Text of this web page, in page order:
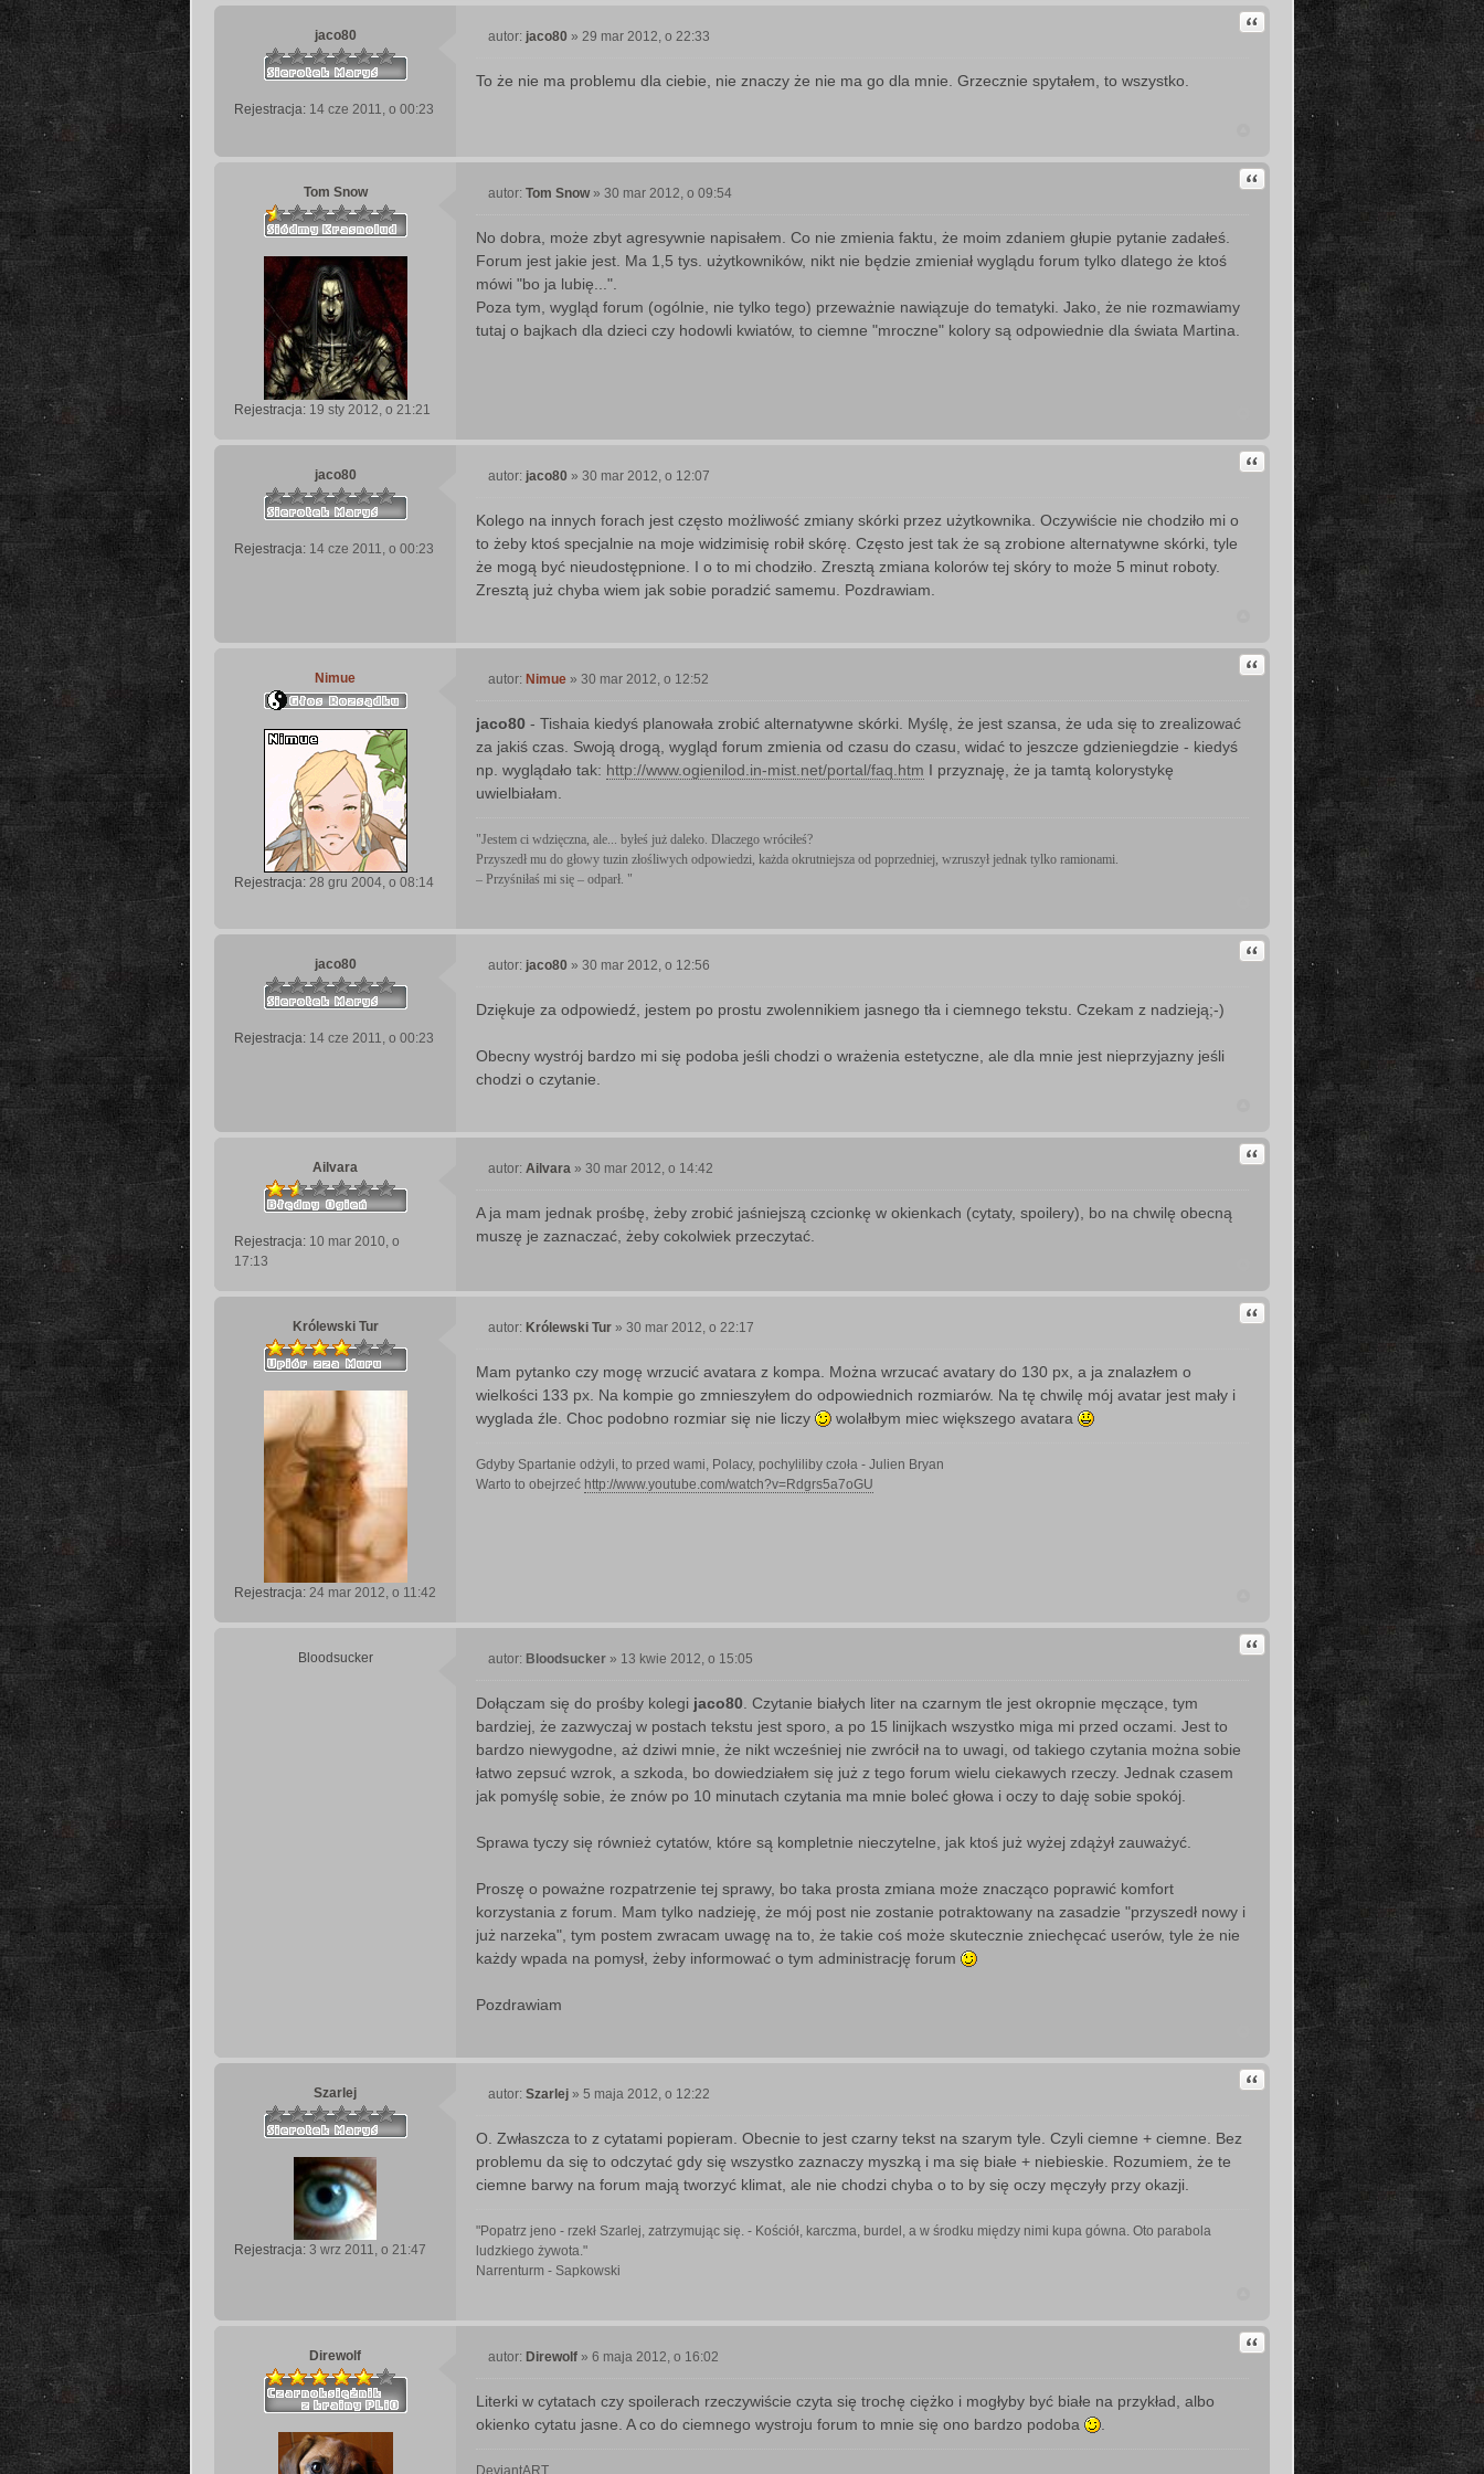
jaco80
Rejestracja: 14 cze 2011, o 00:23
Cytuj
s
autor: jaco80 » 29 mar 2012, o 22:33
To że nie ma problemu dla ciebie, nie znaczy że nie ma go dla mnie. Grzecznie spytałem, to wszystko.
Tom Snow
Rejestracja: 19 sty 2012, o 21:21
Cytuj
s
t
autor: Tom Snow» 30 mar 2012, o 09:54
No dobra, może zbyt agresywnie napisałem. Co nie zmienia faktu, że moim zdaniem głupie pytanie zadałeś.
Forum jest jakie jest. Ma 1,5 tys. użytkowników, nikt nie będzie zmieniał wyglądu forum tylko dlatego że ktoś
mówi "bo ja lubię...".
Poza tym, wygląd forum (ogólnie, nie tylko tego) przeważnie nawiązuje do tematyki. Jako, że nie rozmawiamy
tutaj o bajkach dla dzieci czy hodowli kwiatów, to ciemne "mroczne" kolory są odpowiednie dla świata Martina.
jaco80
Rejestracja: 14 cze 2011, o 00:23
Cytuj
s
autor: jaco80 » 30 mar 2012, o 12:07
Kolego na innych forach jest często możliwość zmiany skórki przez użytkownika. Oczywiście nie chodziło mi o
to żeby ktoś specjalnie na moje widzimisię robił skórę. Często jest tak że są zrobione alternatywne skórki, tyle
że mogą być nieudostępnione. I o to mi chodziło. Zresztą zmiana kolorów tej skóry to może 5 minut roboty.
Zresztą już chyba wiem jak sobie poradzić samemu. Pozdrawiam.
Nimue
Rejestracja: 28 gru 2004, o 08:14
Cytuj
s
t
autor: Nimue » 30 mar 2012, o 12:52
jaco80 - Tishaia kiedyś planowała zrobić alternatywne skórki. Myślę, że jest szansa, że uda się to zrealizować
za jakiś czas. Swoją drogą, wygląd forum zmienia od czasu do czasu, widać to jeszcze gdzieniegdzie - kiedyś
np. wyglądało tak: http://www.ogienilod.in-mist.net/portal/faq.htm I przyznaję, że ja tamtą kolorystykę
uwielbiałam.
"Jestem ci wdzięczna, ale... byłeś już daleko. Dlaczego wróciłeś?
Przyszedł mu do głowy tuzin złośliwych odpowiedzi, każda okrutniejsza od poprzedniej, wzruszył jednak tylko ramionami.
– Przyśniłaś mi się – odparł. "
jaco80
Rejestracja: 14 cze 2011, o 00:23
Cytuj
s
autor: jaco80 » 30 mar 2012, o 12:56
Dziękuje za odpowiedź, jestem po prostu zwolennikiem jasnego tła i ciemnego tekstu. Czekam z nadzieją;-)
Obecny wystrój bardzo mi się podoba jeśli chodzi o wrażenia estetyczne, ale dla mnie jest nieprzyjazny jeśli
chodzi o czytanie.
Ailvara
Rejestracja: 10 mar 2010, o
17:13
Cytuj
s
t
autor: Ailvara » 30 mar 2012, o 14:42
A ja mam jednak prośbę, żeby zrobić jaśniejszą czcionkę w okienkach (cytaty, spoilery), bo na chwilę obecną
muszę je zaznaczać, żeby cokolwiek przeczytać.
Królewski Tur
Rejestracja: 24 mar 2012, o 11:42
Cytuj
s
t
autor: Królewski Tur » 30 mar 2012, o 22:17
Mam pytanko czy mogę wrzucić avatara z kompa. Można wrzucać avatary do 130 px, a ja znalazłem o
wielkości 133 px. Na kompie go zmnieszyłem do odpowiednich rozmiarów. Na tę chwilę mój avatar jest mały i
wyglada źle. Choc podobno rozmiar się nie liczy
wolałbym miec większego avatara
Gdyby Spartanie odżyli, to przed wami, Polacy, pochyliliby czoła - Julien Bryan
Warto to obejrzeć http://www.youtube.com/watch?v=Rdgrs5a7oGU
Bloodsucker
Cytuj
s
t
autor: Bloodsucker » 13 kwie 2012, o 15:05
Dołączam się do prośby kolegi jaco80 . Czytanie białych liter na czarnym tle jest okropnie męczące, tym
bardziej, że zazwyczaj w postach tekstu jest sporo, a po 15 linijkach wszystko miga mi przed oczami. Jest to
bardzo niewygodne, aż dziwi mnie, że nikt wcześniej nie zwrócił na to uwagi, od takiego czytania można sobie
łatwo zepsuć wzrok, a szkoda, bo dowiedziałem się już z tego forum wielu ciekawych rzeczy. Jednak czasem
jak pomyślę sobie, że znów po 10 minutach czytania ma mnie boleć głowa i oczy to daję sobie spokój.
Sprawa tyczy się również cytatów, które są kompletnie nieczytelne, jak ktoś już wyżej zdążył zauważyć.
Proszę o poważne rozpatrzenie tej sprawy, bo taka prosta zmiana może znacząco poprawić komfort
korzystania z forum. Mam tylko nadzieję, że mój post nie zostanie potraktowany na zasadzie "przyszedł nowy i
już narzeka", tym postem zwracam uwagę na to, że takie coś może skutecznie zniechęcać userów, tyle że nie
każdy wpada na pomysł, żeby informować o tym administrację forum
Pozdrawiam
Szarlej
Rejestracja: 3 wrz 2011, o 21:47
Cytuj
s
t
autor: Szarlej » 5 maja 2012, o 12:22
O. Zwłaszcza to z cytatami popieram. Obecnie to jest czarny tekst na szarym tyle. Czyli ciemne + ciemne. Bez
problemu da się to odczytać gdy się wszystko zaznaczy myszką i ma się białe + niebieskie. Rozumiem, że te
ciemne barwy na forum mają tworzyć klimat, ale nie chodzi chyba o to by się oczy męczyły przy okazji.
"Popatrz jeno - rzekł Szarlej, zatrzymując się. - Kościół, karczma, burdel, a w środku między nimi kupa gówna. Oto parabola
ludzkiego żywota."
Narrenturm - Sapkowski
Direwolf
Cytuj
s
t
autor: Direwolf » 6 maja 2012, o 16:02
Literki w cytatach czy spoilerach rzeczywiście czyta się trochę ciężko i mogłyby być białe na przykład, albo
okienko cytatu jasne. A co do ciemnego wystroju forum to mnie się ono bardzo podoba
DeviantART